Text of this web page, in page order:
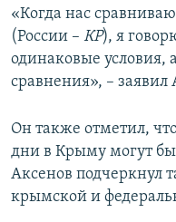
«Когда нас
(России – КР), я
одинаковые условия,
сравнения», – заявил
Он также отметил,
дни в Крыму могут
Аксенов подчеркнул
крымской и